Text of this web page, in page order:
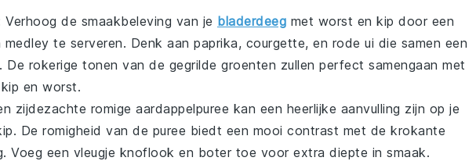
Verhoog de smaakbeleving van je bladerdeeg met worst en kip door een
medley te serveren. Denk aan paprika, courgette, en rode ui die samen een
De rokerige tonen van de gegrilde groenten zullen perfect samengaan met
kip en worst.
zijdezachte romige aardappelpuree kan een heerlijke aanvulling zijn op je
. De romigheid van de puree biedt een mooi contrast met de krokante
. Voeg een vleugje knoflook en boter toe voor extra diepte in smaak.